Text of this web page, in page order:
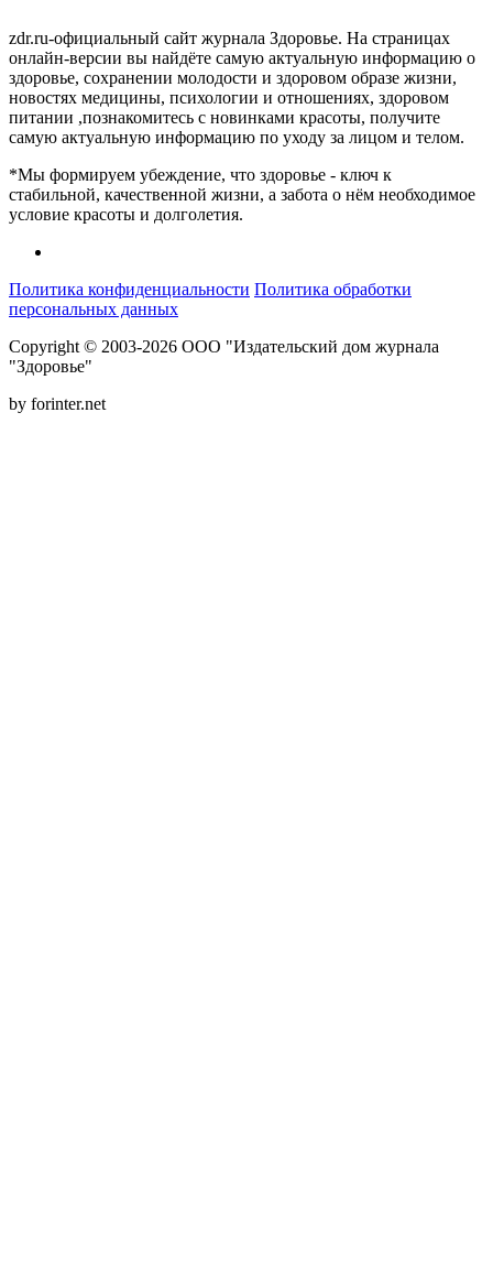
zdr.ru-официальный сайт журнала Здоровье. На страницах
онлайн-версии вы найдёте самую актуальную информацию о
здоровье, сохранении молодости и здоровом образе жизни,
новостях медицины, психологии и отношениях, здоровом
питании ,познакомитесь с новинками красоты, получите
самую актуальную информацию по уходу за лицом и телом.
*Мы формируем убеждение, что здоровье - ключ к
стабильной, качественной жизни, а забота о нём необходимое
условие красоты и долголетия.
Политика конфиденциальности Политика обработки
персональных данных
Copyright © 2003-2026 ООО "Издательский дом журнала
"Здоровье"
by forinter.net